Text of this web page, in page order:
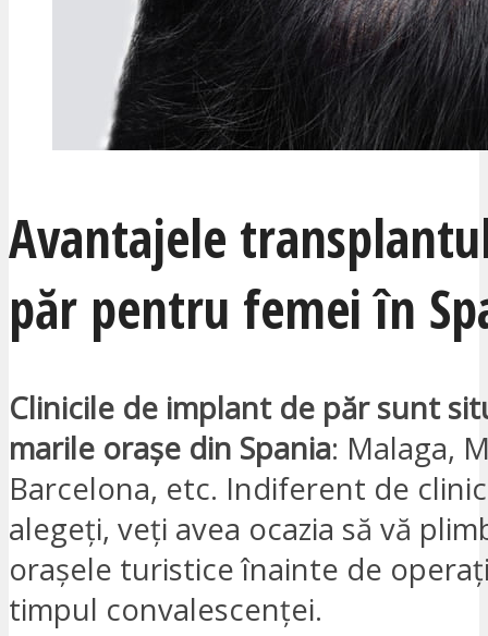
Avantajele
păr pentru femei în
Clinicile de implant de păr sunt
marile orașe din Spania: Malaga,
Barcelona, etc. Indiferent de
alegeți, veți avea ocazia să vă
orașele turistice înainte de
timpul convalescenței.